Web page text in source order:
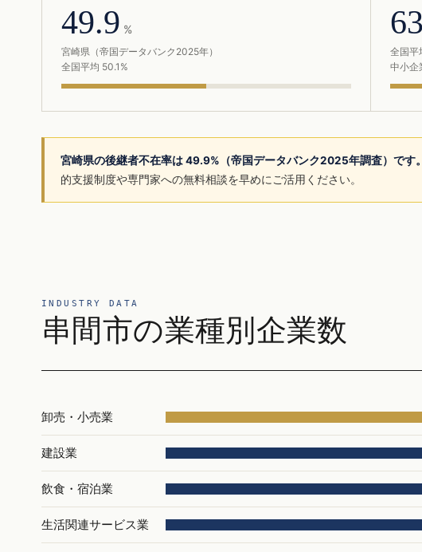
49.9 %
宮崎県（帝国データバンク2025年）
全国平均 50.1%
全国平
中小企
宮崎県の後継者不在率は 49.9%（帝国データバンク2025年調査）です。
的支援制度や専門家への無料相談を早めにご活用ください。
INDUSTRY DATA
串間市の業種別企業数
卸売・小売業
建設業
飲食・宿泊業
生活関連サービス業